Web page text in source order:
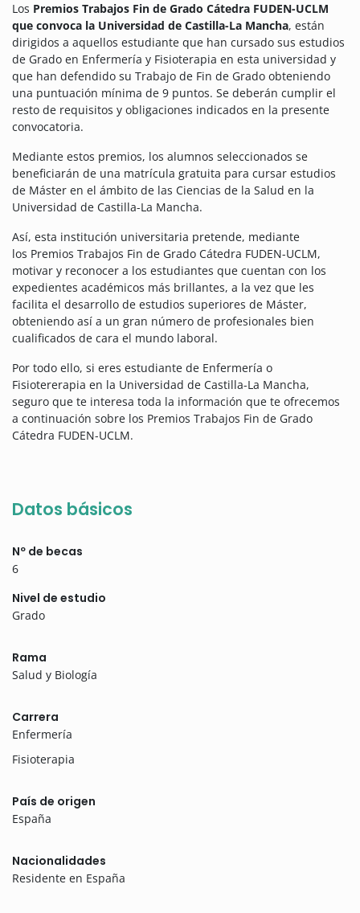
Los Premios Trabajos Fin de Grado Cátedra FUDEN-UCLM
que convoca la Universidad de Castilla-La Mancha, están
dirigidos a aquellos estudiante que han cursado sus estudios
de Grado en Enfermería y Fisioterapia en esta universidad y
que han defendido su Trabajo de Fin de Grado obteniendo
una puntuación mínima de 9 puntos. Se deberán cumplir el
resto de requisitos y obligaciones indicados en la presente
convocatoria.
Mediante estos premios, los alumnos seleccionados se
beneficiarán de una matrícula gratuita para cursar estudios
de Máster en el ámbito de las Ciencias de la Salud en la
Universidad de Castilla-La Mancha.
Así, esta institución universitaria pretende, mediante
los Premios Trabajos Fin de Grado Cátedra FUDEN-UCLM,
motivar y reconocer a los estudiantes que cuentan con los
expedientes académicos más brillantes, a la vez que les
facilita el desarrollo de estudios superiores de Máster,
obteniendo así a un gran número de profesionales bien
cualificados de cara el mundo laboral.
Por todo ello, si eres estudiante de Enfermería o
Fisiotererapia en la Universidad de Castilla-La Mancha,
seguro que te interesa toda la información que te ofrecemos
a continuación sobre los Premios Trabajos Fin de Grado
Cátedra FUDEN-UCLM.
Datos básicos
Nº de becas
6
Nivel de estudio
Grado
Rama
Salud y Biología
Carrera
Enfermería
Fisioterapia
País de origen
España
Nacionalidades
Residente en España